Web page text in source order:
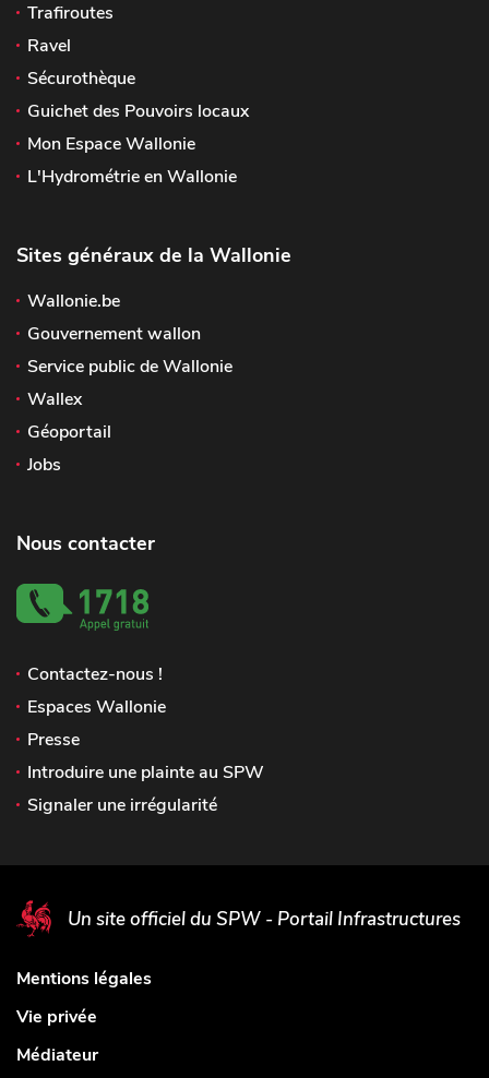
Trafiroutes
Ravel
Sécurothèque
Guichet des Pouvoirs locaux
Mon Espace Wallonie
L'Hydrométrie en Wallonie
Sites généraux de la Wallonie
Wallonie.be
Gouvernement wallon
Service public de Wallonie
Wallex
Géoportail
Jobs
Nous contacter
Contactez-nous !
Espaces Wallonie
Presse
Introduire une plainte au SPW
Signaler une irrégularité
Un site officiel du SPW - Portail Infrastructures
Mentions légales
Vie privée
Médiateur